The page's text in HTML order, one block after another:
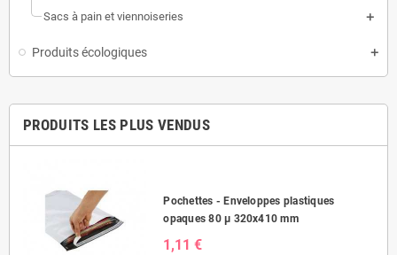
Sacs à pain et viennoiseries
Produits écologiques
PRODUITS LES PLUS VENDUS
Pochettes - Enveloppes plastiques
opaques 80 µ 320x410 mm
1,11 €